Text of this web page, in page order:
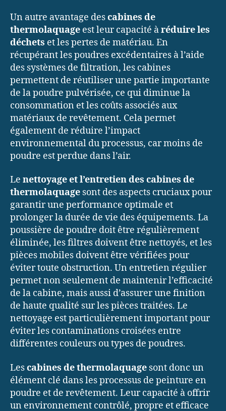
Un autre avantage descabines de
thermolaquage est leur capacité àréduire les
déchets et les pertes de matériau. En
récupérant les poudres excédentaires à l’aide
des systèmes de filtration, les cabines
permettent de réutiliser une partie importante
de la poudre pulvérisée, ce qui diminue la
consommation et les coûts associés aux
matériaux de revêtement. Cela permet
également de réduire l’impact
environnemental du processus, car moins de
poudre est perdue dans l’air.
Le nettoyage et l’entretien des cabines de
thermolaquage sont des aspects cruciaux pour
garantir une performance optimale et
prolonger la durée de vie des équipements. La
poussière de poudre doit être régulièrement
éliminée, les filtres doivent être nettoyés, et les
pièces mobiles doivent être vérifiées pour
éviter toute obstruction. Un entretien régulier
permet non seulement de maintenir l’efficacité
de la cabine, mais aussi d’assurer une finition
de haute qualité sur les pièces traitées. Le
nettoyage est particulièrement important pour
éviter les contaminations croisées entre
différentes couleurs ou types de poudres.
Lescabines de thermolaquage sont donc un
élément clé dans les processus de peinture en
poudre et de revêtement. Leur capacité à offrir
un environnement contrôlé, propre et efficace